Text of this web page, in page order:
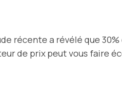
récente a révélé que
de prix peut vous faire